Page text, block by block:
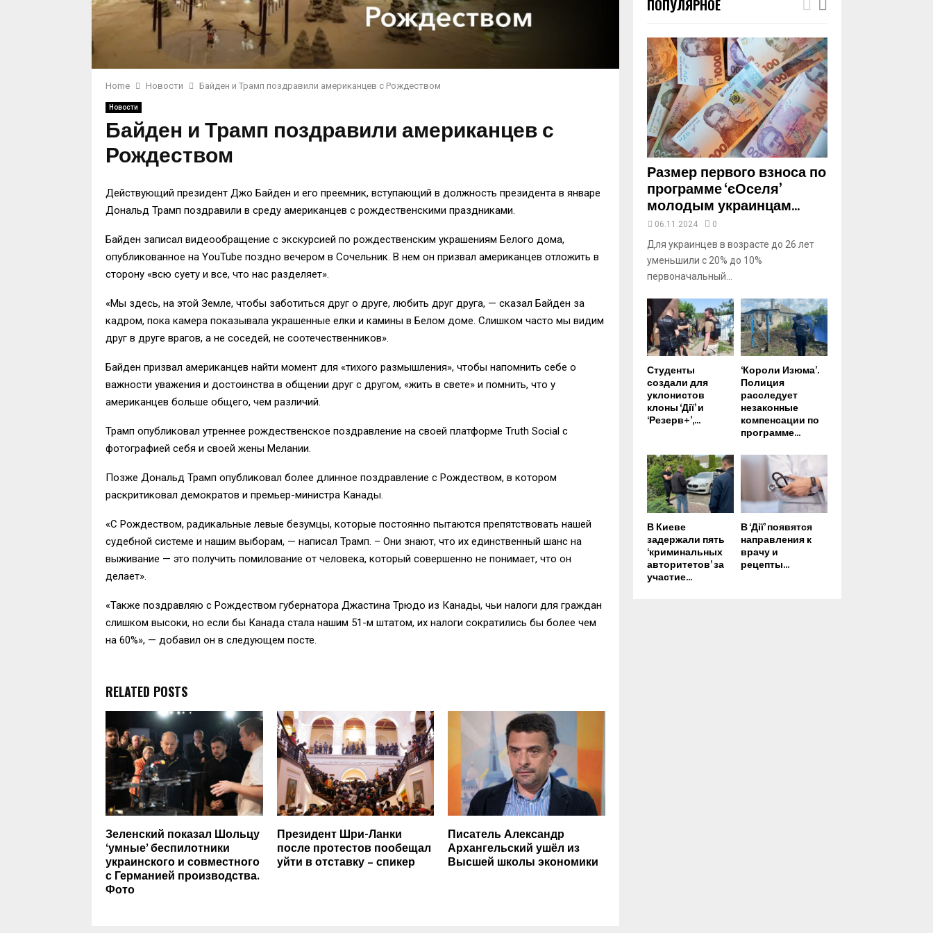
Home Новости Байден и Трамп поздравили американцев с Рождеством
Новости
Байден и Трамп поздравили американцев с
Рождеством
Действующий президент Джо Байден и его преемник, вступающий в должность президента в январе
Дональд Трамп поздравили в среду американцев с рождественскими праздниками.
Байден записал видеообращение с экскурсией по рождественским украшениям Белого дома,
опубликованное на YouTube поздно вечером в Сочельник. В нем он призвал американцев отложить в
сторону «всю суету и все, что нас разделяет».
«Мы здесь, на этой Земле, чтобы заботиться друг о друге, любить друг друга, — сказал Байден за
кадром, пока камера показывала украшенные елки и камины в Белом доме. Слишком часто мы видим
друг в друге врагов, а не соседей, не соотечественников».
Байден призвал американцев найти момент для «тихого размышления», чтобы напомнить себе о
важности уважения и достоинства в общении друг с другом, «жить в свете» и помнить, что у
американцев больше общего, чем различий.
Трамп опубликовал утреннее рождественское поздравление на своей платформе Truth Social с
фотографией себя и своей жены Мелании.
Позже Дональд Трамп опубликовал более длинное поздравление с Рождеством, в котором
раскритиковал демократов и премьер-министра Канады.
«С Рождеством, радикальные левые безумцы, которые постоянно пытаются препятствовать нашей
судебной системе и нашим выборам, — написал Трамп. – Они знают, что их единственный шанс на
выживание — это получить помилование от человека, который совершенно не понимает, что он
делает».
«Также поздравляю с Рождеством губернатора Джастина Трюдо из Канады, чьи налоги для граждан
слишком высоки, но если бы Канада стала нашим 51-м штатом, их налоги сократились бы более чем
на 60%», — добавил он в следующем посте.
RELATED POSTS
Зеленский показал Шольцу
‘умные’ беспилотники
украинского и совместного
с Германией производства.
Фото
Президент Шри-Ланки
после протестов пообещал
уйти в отставку – спикер
Писатель Александр
Архангельский ушёл из
Высшей школы экономики
m
a
y
u
u
b
e
ПОПУЛЯРНОЕ
Размер первого взноса по
программе ‘єОселя’
молодым украинцам...
06.11.2024 0
Для украинцев в возрасте до 26 лет
уменьшили с 20% до 10%
первоначальный...
Студенты
создали для
уклонистов
клоны ‘Дії’ и
‘Резерв+’,...
‘Короли Изюма’.
Полиция
расследует
незаконные
компенсации по
программе...
В Киеве
задержали пять
‘криминальных
авторитетов’ за
участие...
В ‘Дії’ появятся
направления к
врачу и
рецепты...